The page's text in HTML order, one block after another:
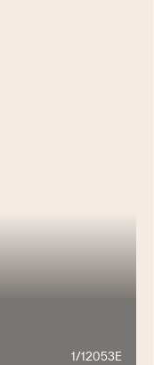
1/12053E